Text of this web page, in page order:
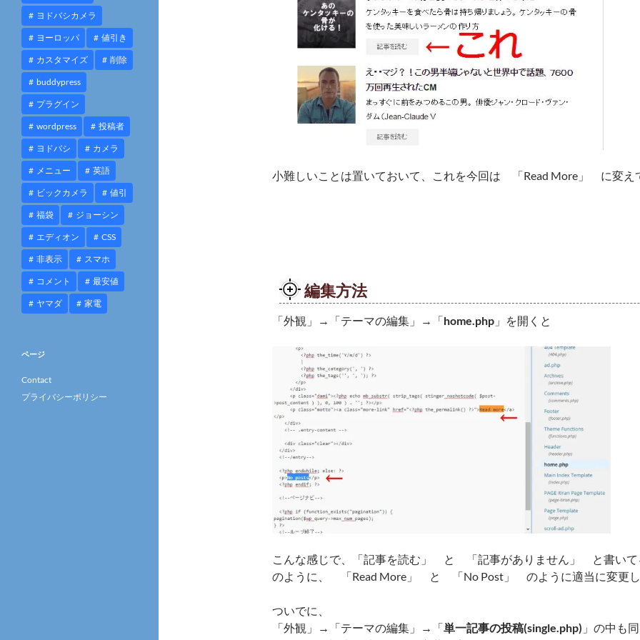
小難しいことは置いておいて、これを今回は 「Read More」 に変え
編集方法
「外観」→「テーマの編集」→「home.php 」を開くと
こんな感じで、「記事を読む」 と 「記事がありません」 と書いて
のように、 「Read More」 と 「No Post」 のように適当に変更
ついでに、
「外観」→「テーマの編集」→「単一記事の投稿(single.php) 」の中も
ヨドバシカメラ
ヨーロッパ 値引き
カスタマイズ 削除
buddypress
プラグイン
wordpress 投稿者
ヨドバシ カメラ
メニュー 英語
ビックカメラ 値引
福袋 ジョーシン
エディオン CSS
非表示 スマホ
コメント 最安値
ヤマダ 家電
ページ
Contact
プライバシーポリシー